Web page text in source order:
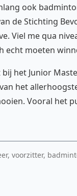
ook
de Stichting
Viel me qua
echt moeten
het Junior
het
Vooral het
voorzitter,